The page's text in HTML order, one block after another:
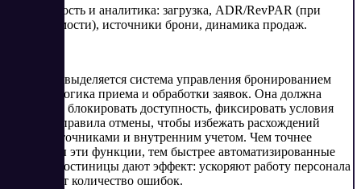
✓ Отчетность и аналитика: загрузка, ADR/RevPAR (при
необходимости), источники брони, динамика продаж.
Отдельно выделяется система управления бронированием
отеля — логика приема и обработки заявок. Она должна
корректно блокировать доступность, фиксировать условия
тарифа и правила отмены, чтобы избежать расхождений
между источниками и внутренним учетом. Чем точнее
настроены эти функции, тем быстрее автоматизированные
системы гостиницы дают эффект: ускоряют работу персонала
и снижают количество ошибок.